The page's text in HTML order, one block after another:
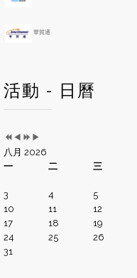
華貿通
活動 - 日曆
八月 2026
一
二 三
3
4 5
10
11 12
17
18 19
24
25 26
31